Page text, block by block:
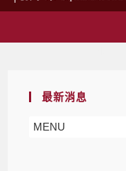
最新消息
MENU